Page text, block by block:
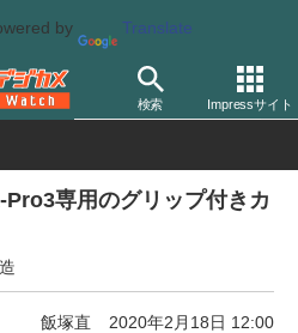
by Translate
検索 Impressサイト
ラーレスカメラ 富士フイルム
専用のグリップ付きカ
飯塚直 2020年2月18日 12:00